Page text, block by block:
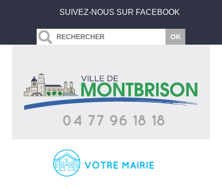
SUIVEZ-NOUS SUR FACEBOOK